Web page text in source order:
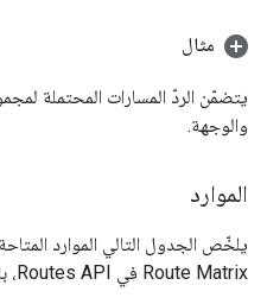
مثال
يتضمّن الردّ المسارات المحتملة
والوجهة.
الموارد
Route Matrix في Routes API، بالإضافة إلى البيانات التي تعرضها.